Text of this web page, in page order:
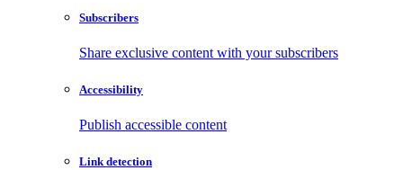
Subscribers
Share exclusive content with your subscribers
Accessibility
Publish accessible content
Link detection